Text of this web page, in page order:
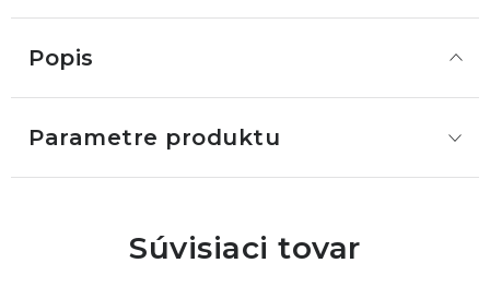
Popis
Parametre produktu
Súvisiaci tovar